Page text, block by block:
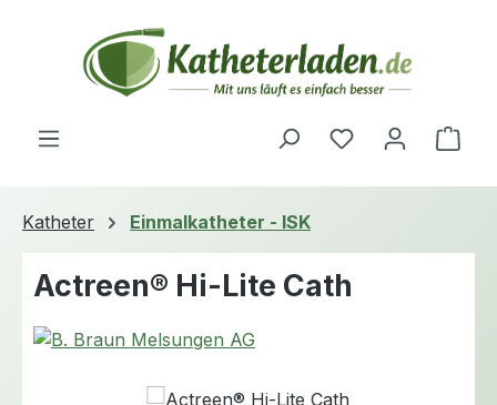
Zum Hauptinhalt springen
Du hast 0
Katheter Einmalkatheter - ISK
Actreen® Hi-Lite Cath
Bildergalerie überspringen